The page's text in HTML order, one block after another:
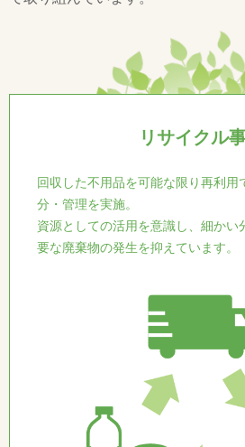
リサイクル
回収した不用品を可能な限り再利用
分・管理を実施。
資源としての活用を意識し、細かい
要な廃棄物の発生を抑えています。